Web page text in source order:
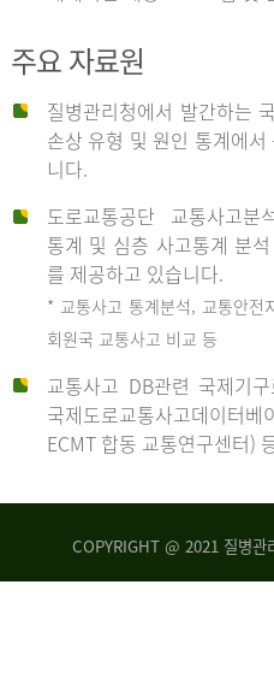
사
주요 자료원
질병관리청에서 발간하는
손상 유형 및 원인 통계에
니다.
도로교통공단 교통사고분
통계 및 심층 사고통계 분
를 제공하고 있습니다.
* 교통사고 통계분석, 교통안전
회원국 교통사고 비교 등
교통사고 DB관련 국제기
국제도로교통사고데이
ECMT 합동 교통연구센터)
COPYRIGHT @ 2021 질병관